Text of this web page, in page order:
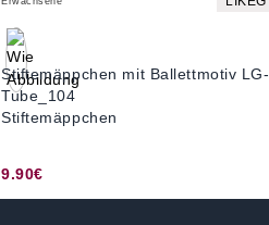
Stiftemäppchen mit Ballettmotiv LG-
Tube_104
Stiftemäppchen
9.90€